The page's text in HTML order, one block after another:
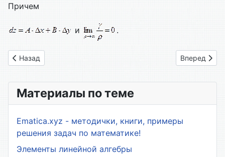
Причем
и .
Предыдущий: 2.1. Частные и полное приращение. Частные
Назад Следующий:
Вперед
Материалы по теме
Ematica.xyz - методички, книги, примеры
решения задач по математике!
Элементы линейной алгебры